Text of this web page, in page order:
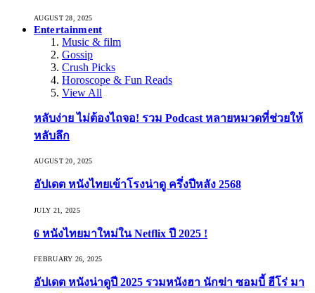
AUGUST 28, 2025
Entertainment
Music & film
Gossip
Crush Picks
Horoscope & Fun Reads
View All
หลับง่าย ไม่ต้องไถจอ! รวม Podcast หลายหมวดที่ช่วยให้
หลับลึก
AUGUST 20, 2025
อัปเดต หนังไทยเข้าโรงน่าดู ครึ่งปีหลัง 2568
JULY 21, 2025
6 หนังไทยมาใหม่ใน Netflix ปี 2025 !
FEBRUARY 26, 2025
อัปเดต หนังน่าดูปี 2025 รวมหนังฮา นักฆ่า ซอมบี้ ฮีโร่ มา